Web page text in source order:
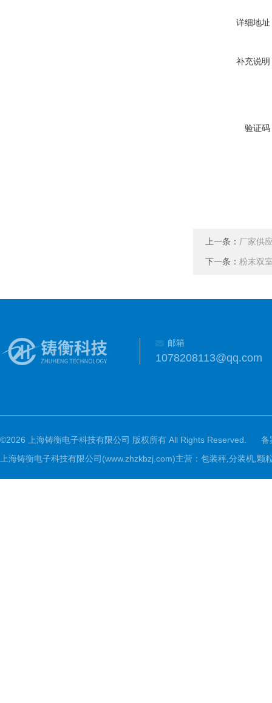
详细地址
补充说明
验证码
上一条： 厂家供
下一条： 粉末双
邮箱
1078208113@qq.com
©2026 上海铸衡电子科技有限公司 版权所有 All Rights Reserved.
备
上海铸衡电子科技有限公司(www.zhzkbzj.com)主营： 包装秤,分装机,颗